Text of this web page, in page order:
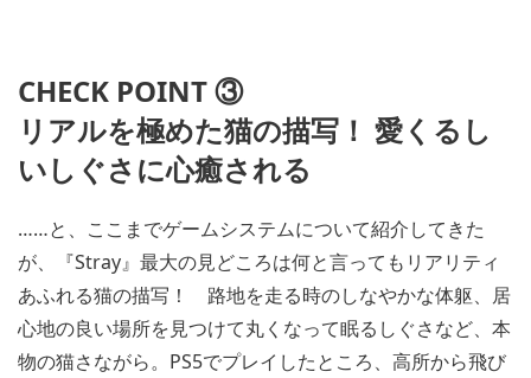
CHECK POINT ③
リアルを極めた猫の描写！ 愛くるし
いしぐさに心癒される
……と、ここまでゲームシステムについて紹介してきた
が、『Stray』最大の見どころは何と言ってもリアリティ
あふれる猫の描写！ 路地を走る時のしなやかな体躯、居
心地の良い場所を見つけて丸くなって眠るしぐさなど、本
物の猫さながら。PS5でプレイしたところ、高所から飛び